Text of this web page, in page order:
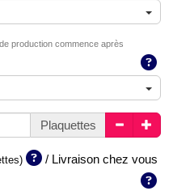
production commence après
Plaquettes
/ Livraison chez vous